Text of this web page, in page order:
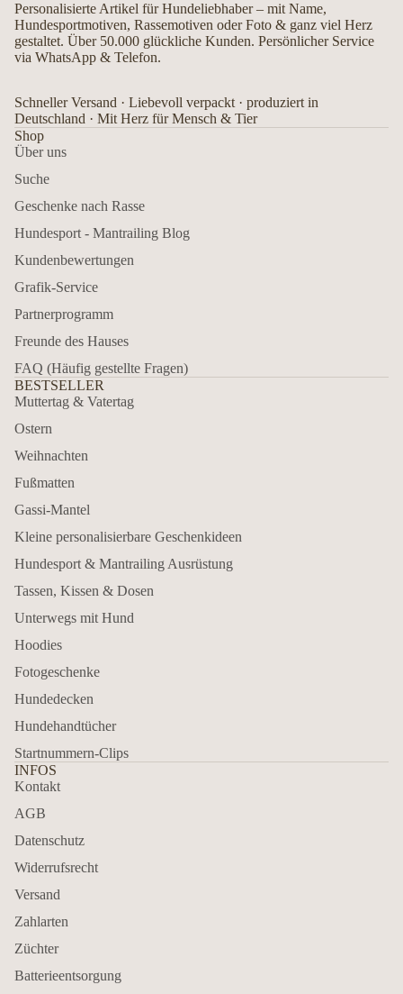
Personalisierte Artikel für Hundeliebhaber – mit Name,
Hundesportmotiven, Rassemotiven oder Foto & ganz viel Herz
gestaltet. Über 50.000 glückliche Kunden. Persönlicher Service
via WhatsApp & Telefon.
Schneller Versand · Liebevoll verpackt · produziert in
Deutschland · Mit Herz für Mensch & Tier
Shop
Über uns
Suche
Geschenke nach Rasse
Hundesport - Mantrailing Blog
Kundenbewertungen
Grafik-Service
Partnerprogramm
Freunde des Hauses
FAQ (Häufig gestellte Fragen)
BESTSELLER
Muttertag & Vatertag
Ostern
Weihnachten
Fußmatten
Gassi-Mantel
Kleine personalisierbare Geschenkideen
Hundesport & Mantrailing Ausrüstung
Tassen, Kissen & Dosen
Unterwegs mit Hund
Hoodies
Fotogeschenke
Hundedecken
Hundehandtücher
Startnummern-Clips
INFOS
Kontakt
AGB
Datenschutz
Widerrufsrecht
Versand
Zahlarten
Züchter
Batterieentsorgung